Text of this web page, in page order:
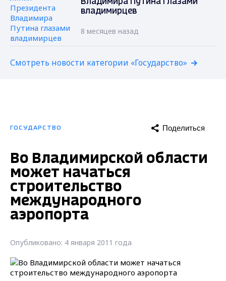
Владимира Путина глазами
владимирцев
8 месяцев назад
Смотреть новости категории «Государство»
ГОСУДАРСТВО Поделиться
Во Владимирской области
может начаться
строительство
международного
аэропорта
Опубликовано: 4 января 2011 года